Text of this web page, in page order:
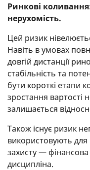
Ринкові
нерухомість.
Цей ризик
Навіть в умовах
довгій дистанції
стабільність та
бути короткі етапи
зростання вартості
залишається
Також існує ризик
використовують для
захисту — фінансова
дисципліна.